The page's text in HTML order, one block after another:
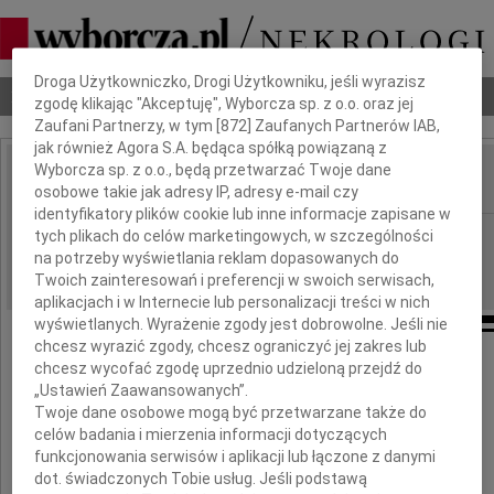
Nekrologi Odeszli Poradnik pogrzebowy
IMIĘ I NAZWISKO:
REGION: Szczecin
DATA EMISJI: 04.12.2020
Marcinowi Gałkowi
wyrazy głębokiego żalu i współczucia
z powodu śmierci
Dbamy o Twoją prywatność
Droga Użytkowniczko, Drogi Użytkowniku, jeśli wyrazisz
zgodę klikając "Akceptuję", Wyborcza sp. z o.o. oraz jej
Zaufani Partnerzy, w tym [872 ] Zaufanych Partnerów IAB,
jak również Agora S.A. będąca spółką powiązaną z
Wyborcza sp. z o.o., będą przetwarzać Twoje dane
osobowe takie jak adresy IP, adresy e-mail czy
identyfikatory plików cookie lub inne informacje zapisane w
tych plikach do celów marketingowych, w szczególności
na potrzeby wyświetlania reklam dopasowanych do
Twoich zainteresowań i preferencji w swoich serwisach,
aplikacjach i w Internecie lub personalizacji treści w nich
wyświetlanych. Wyrażenie zgody jest dobrowolne. Jeśli nie
chcesz wyrazić zgody, chcesz ograniczyć jej zakres lub
chcesz wycofać zgodę uprzednio udzieloną przejdź do
„Ustawień Zaawansowanych”.
Twoje dane osobowe mogą być przetwarzane także do
celów badania i mierzenia informacji dotyczących
funkcjonowania serwisów i aplikacji lub łączone z danymi
dot. świadczonych Tobie usług. Jeśli podstawą